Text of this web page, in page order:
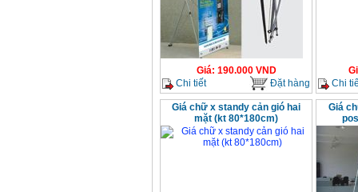
Giá: 190.000VND
Chi tiết
Đặt hàng
Chi
Giá chữ x standy cản gió hai
mặt (kt 80*180cm)
Giá